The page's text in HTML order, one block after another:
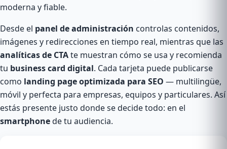
moderna y fiable.
Desde el panel de administración controlas contenidos,
imágenes y redirecciones en tiempo real, mientras que las
analíticas de CTAte muestran cómo se usa y recomienda
tu business card digital. Cada tarjeta puede publicarse
como landing page optimizada para SEO — multilingüe,
móvil y perfecta para empresas, equipos y particulares. Así
estás presente justo donde se decide todo: en el
smartphonede tu audiencia.